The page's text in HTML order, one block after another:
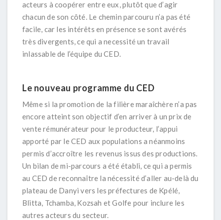
acteurs à coopérer entre eux, plutôt que d’agir
chacun de son côté. Le chemin parcouru n’a pas été
facile, car les intérêts en présence se sont avérés
très divergents, ce qui a necessité un travail
inlassable de l’équipe du CED.
Le nouveau programme du CED
Même si la promotion de la filière maraîchère n’a pas
encore atteint son objectif d’en arriver à un prix de
vente rémunérateur pour le producteur, l’appui
apporté par le CED aux populations a néanmoins
permis d’accroître les revenus issus des productions.
Un bilan de mi-parcours a été établi, ce qui a permis
au CED de reconnaître la nécessité d’aller au-delà du
plateau de Danyi vers les préfectures de Kpélé,
Blitta, Tchamba, Kozsah et Golfe pour inclure les
autres acteurs du secteur.